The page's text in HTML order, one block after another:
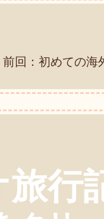
前回：初めての海
旅行